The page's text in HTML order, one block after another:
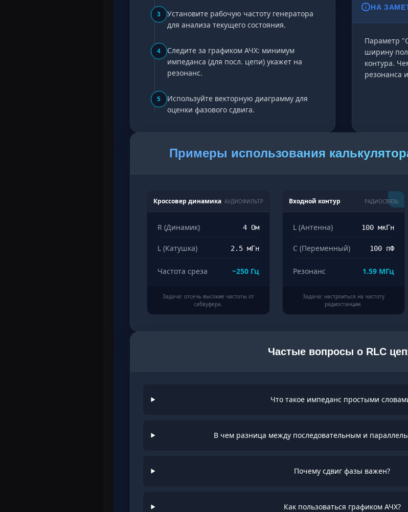
3
Установите рабочую частоту генератора
для анализа текущего состояния.
4
Следите за графиком АЧХ: минимум
импеданса (для посл. цепи) укажет на
резонанс.
5
Используйте векторную диаграмму для
оценки фазового сдвига.
НА
Параметр
ширину
контура.
резонанса
Примеры использования
Кроссовер динамика АУДИОФИЛЬТР
R (Динамик) 4 Ом
L (Катушка) 2.5 мГн
Частота среза ~250 Гц
Задача: отсечь высокие частоты от
сабвуфера.
Входной контур РАДИОСВЯЗЬ
L (Антенна) 100 мкГн
C (Переменный) 100 пФ
Резонанс 1.59 МГц
Задача: настроиться на частоту
радиостанции.
Частые вопросы о RLC
Что такое импеданс простыми
В чем разница между последовательным и
Почему сдвиг фазы важен?
Как пользоваться графиком АЧХ?